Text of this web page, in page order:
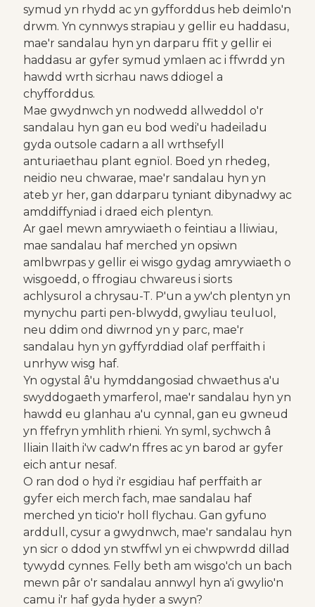
symud yn rhydd ac yn gyfforddus heb deimlo'n
drwm. Yn cynnwys strapiau y gellir eu haddasu,
mae'r sandalau hyn yn darparu ffit y gellir ei
haddasu ar gyfer symud ymlaen ac i ffwrdd yn
hawdd wrth sicrhau naws ddiogel a
chyfforddus.
Mae gwydnwch yn nodwedd allweddol o'r
sandalau hyn gan eu bod wedi'u hadeiladu
gyda outsole cadarn a all wrthsefyll
anturiaethau plant egnïol. Boed yn rhedeg,
neidio neu chwarae, mae'r sandalau hyn yn
ateb yr her, gan ddarparu tyniant dibynadwy ac
amddiffyniad i draed eich plentyn.
Ar gael mewn amrywiaeth o feintiau a lliwiau,
mae sandalau haf merched yn opsiwn
amlbwrpas y gellir ei wisgo gydag amrywiaeth o
wisgoedd, o ffrogiau chwareus i siorts
achlysurol a chrysau-T. P'un a yw'ch plentyn yn
mynychu parti pen-blwydd, gwyliau teuluol,
neu ddim ond diwrnod yn y parc, mae'r
sandalau hyn yn gyffyrddiad olaf perffaith i
unrhyw wisg haf.
Yn ogystal â'u hymddangosiad chwaethus a'u
swyddogaeth ymarferol, mae'r sandalau hyn yn
hawdd eu glanhau a'u cynnal, gan eu gwneud
yn ffefryn ymhlith rhieni. Yn syml, sychwch â
lliain llaith i'w cadw'n ffres ac yn barod ar gyfer
eich antur nesaf.
O ran dod o hyd i'r esgidiau haf perffaith ar
gyfer eich merch fach, mae sandalau haf
merched yn ticio'r holl flychau. Gan gyfuno
arddull, cysur a gwydnwch, mae'r sandalau hyn
yn sicr o ddod yn stwffwl yn ei chwpwrdd dillad
tywydd cynnes. Felly beth am wisgo'ch un bach
mewn pâr o'r sandalau annwyl hyn a'i gwylio'n
camu i'r haf gyda hyder a swyn?